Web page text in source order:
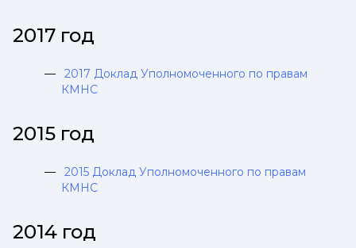
2017 год
2017 Доклад Уполномоченного по правам
КМНС
2015 год
2015 Доклад Уполномоченного по правам
КМНС
2014 год